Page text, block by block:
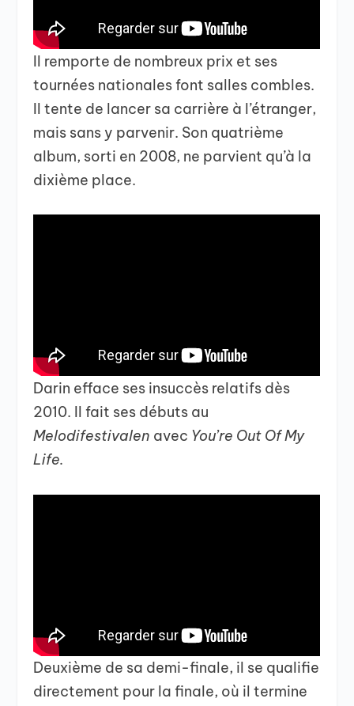
Il remporte de nombreux prix et ses
tournées nationales font salles combles.
Il tente de lancer sa carrière à l’étranger,
mais sans y parvenir. Son quatrième
album, sorti en 2008, ne parvient qu’à la
dixième place.
Darin efface ses insuccès relatifs dès
2010. Il fait ses débuts au
Melodifestivalen avec You’re Out Of My
Life.
Deuxième de sa demi-finale, il se qualifie
directement pour la finale, où il termine